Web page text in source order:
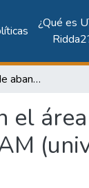
¿Qué es
Estudio cualitativo de abandono escolar en el área de las ciencias físico-matemáticas y de las Ingenierías de la UNAM (universidad nacional autónoma de México)
el